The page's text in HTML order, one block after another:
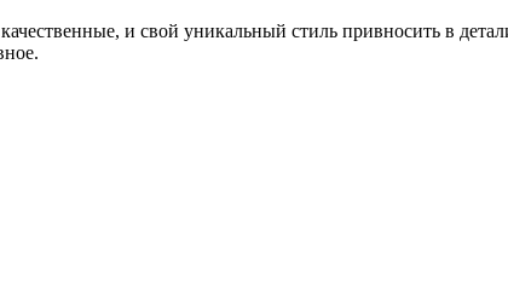
и свой уникальный стиль привносить в